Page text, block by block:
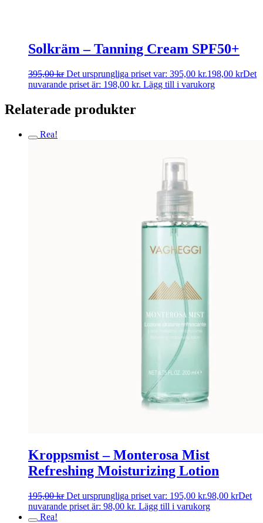
Solkräm – Tanning Cream SPF50+
395,00kr Det ursprungliga priset var: 395,00 kr.198,00 krDet
nuvarande priset är: 198,00 kr. Lägg till i varukorg
Relaterade produkter
Rea!
Kroppsmist – Monterosa Mist
Refreshing Moisturizing Lotion
195,00kr Det ursprungliga priset var: 195,00 kr.98,00 krDet
nuvarande priset är: 98,00 kr. Lägg till i varukorg
Rea!